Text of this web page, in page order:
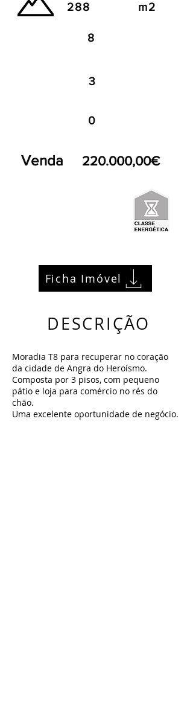
288 m2
8
3
0
Venda 220.000,00€
Ficha Imóvel
DESCRIÇÃO
Moradia T8 para recuperar no coração
da cidade de Angra do Heroísmo.
Composta por 3 pisos, com pequeno
pátio e loja para comércio no rés do
chão.
Uma excelente oportunidade de negócio.